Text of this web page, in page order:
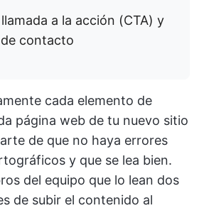
a la acción (CTA) y
contacto
cada elemento de
página web de tu nuevo sitio
de que no haya errores
y que se lea bien.
del equipo que lo lean dos
de subir el contenido al